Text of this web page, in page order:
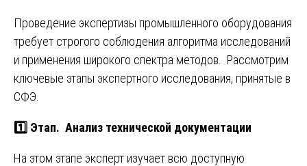
Проведение экспертизы промышленного оборудования
требует строгого соблюдения алгоритма исследований
и применения широкого спектра методов. Рассмотрим
ключевые этапы экспертного исследования, принятые в
СФЭ.
1️⃣ Этап. Анализ технической документации
На этом этапе эксперт изучает всю доступную